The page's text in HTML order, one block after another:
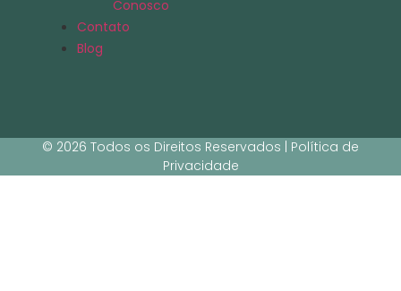
Conosco
Contato
Blog
© 2026 Todos os Direitos Reservados | Política de
Privacidade